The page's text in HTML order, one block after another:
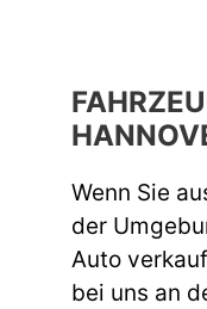
Wenn Sie
der
Auto
bei uns an